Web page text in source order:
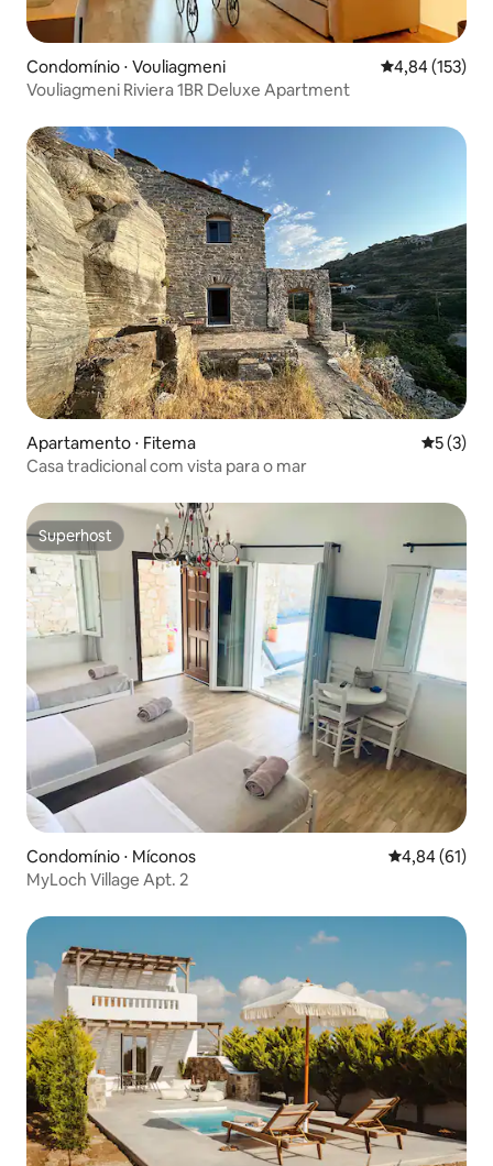
Condomínio ⋅ Vouliagmeni 4,84 de uma
4,84 (153)
Vouliagmeni Riviera 1BR Deluxe Apartment
Apartamento ⋅ Fitema 5 de
5 (3)
Casa tradicional com vista para o mar
Superhost
Superhost
Condomínio ⋅ Míconos 4,84 de uma
4,84 (61)
MyLoch Village Apt. 2